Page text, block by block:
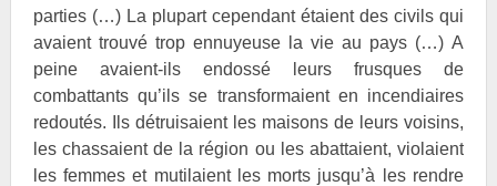
parties (…) La plupart cependant étaient des civils qui
avaient trouvé trop ennuyeuse la vie au pays (…) A
peine avaient-ils endossé leurs frusques de
combattants qu’ils se transformaient en incendiaires
redoutés. Ils détruisaient les maisons de leurs voisins,
les chassaient de la région ou les abattaient, violaient
les femmes et mutilaient les morts jusqu’à les rendre